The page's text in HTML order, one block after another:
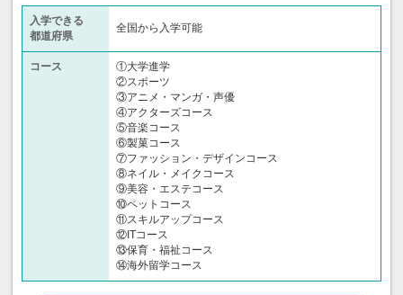
入学できる
都道府県
全国から入学可能
コース
①大学進学
②スポーツ
③アニメ・マンガ・声優
④アクターズコース
⑤音楽コース
⑥製菓コース
⑦ファッション・デザインコース
⑧ネイル・メイクコース
⑨美容・エステコース
⑩ペットコース
⑪スキルアップコース
⑫ITコース
⑬保育・福祉コース
⑭海外留学コース